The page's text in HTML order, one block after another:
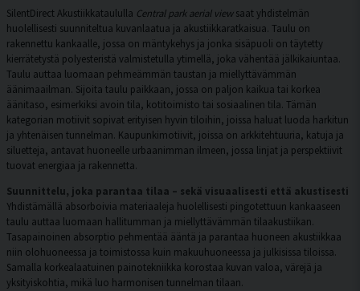
SilentDirect Akustiikkataululla Central park aerial viewsaat yhdistelmän
huolellisesti suunniteltua kuvanlaatua ja akustiikkaratkaisua. Taulu on
rakennettu kankaalle, jossa on mäntykehys ja jonka sisäpuoli on täytetty
kierrätetystä polyesteristä valmistetulla ytimellä, joka vähentää jälkikaiuntaa.
Taulu auttaa luomaan pehmeämmän taustan ja miellyttävämmän
äänimaailman. Sijoita taulu paikkaan, jossa on paljon kaikua tai korkea
äänitaso, esimerkiksi avoin tila, kotitoimisto tai sosiaalinen tila. Tämän
kategorian motiivit sopivat erityisen hyvin tiloihin, joissa haluat luoda harkitun
ja yhtenäisen tunnelman. Kaupunkimotiivit, joissa on arkkitehtuuria, katuja ja
siluetteja, antavat huoneelle urbaanimman ilmeen, jossa linjat ja perspektiivit
tuovat energiaa ja rakennetta.
Suunnittelu, joka parantaa tilaa – sekä visuaalisesti että akustisesti
Yhdistämällä absorboivia materiaaleja huolellisesti pingotettuun kankaaseen
taulu auttaa luomaan hallitumman ja miellyttävämmän tilaakustiikan.
Tasapainoinen absorptio pehmentää ääntä ja parantaa huoneen akustiikkaa
niin olohuoneessa ja toimistossa kuin makuuhuoneessa ja julkisissa tiloissa.
Samalla korkealaatuinen painotekniikka korostaa kuvan valoa, värejä ja
yksityiskohtia, mikä luo harmonisen tunnelman tilaan.